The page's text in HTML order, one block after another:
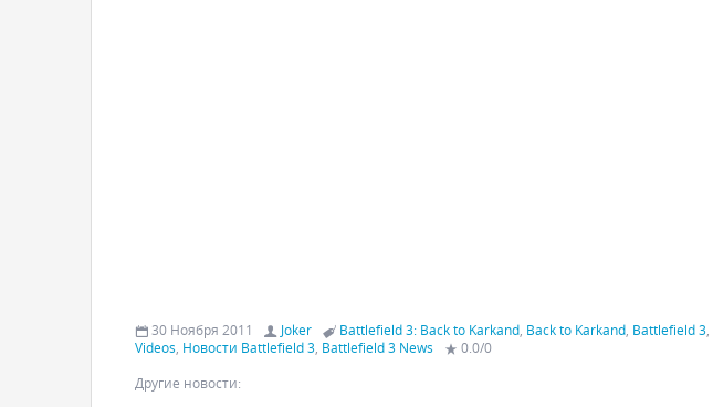
30 Ноября 2011 Joker Battlefield 3: Back to Karkand Back to Karkand Battlefield 3
Videos Новости Battlefield 3 Battlefield 3 News 0.0/0
Другие новости: